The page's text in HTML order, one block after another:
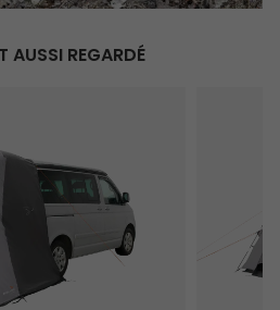
AUSSI REGARDÉ